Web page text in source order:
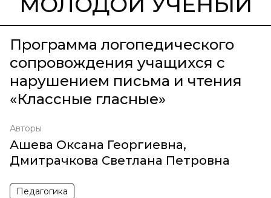
Программа логопедического
сопровождения учащихся с
нарушением письма и чтения
«Классные гласные»
Авторы
Ашева Оксана Георгиевна,
Дмитрачкова Светлана Петровна
Педагогика